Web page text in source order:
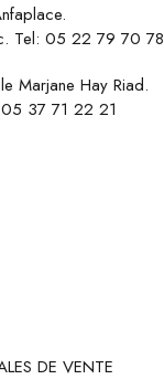
Tel: 05 22 79 70 78
Marjane Hay Riad.
05 37 71 22 21
DE VENTE